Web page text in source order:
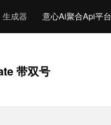
生成器 意心Ai聚合Api平台
带双号